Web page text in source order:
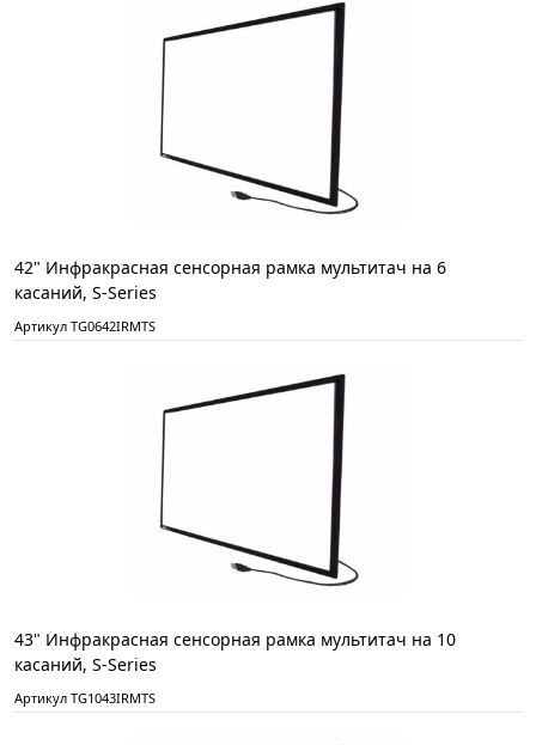
42" Инфракрасная сенсорная рамка мультитач на 6
касаний, S-Series
Артикул TG0642IRMTS
43" Инфракрасная сенсорная рамка мультитач на 10
касаний, S-Series
Артикул TG1043IRMTS